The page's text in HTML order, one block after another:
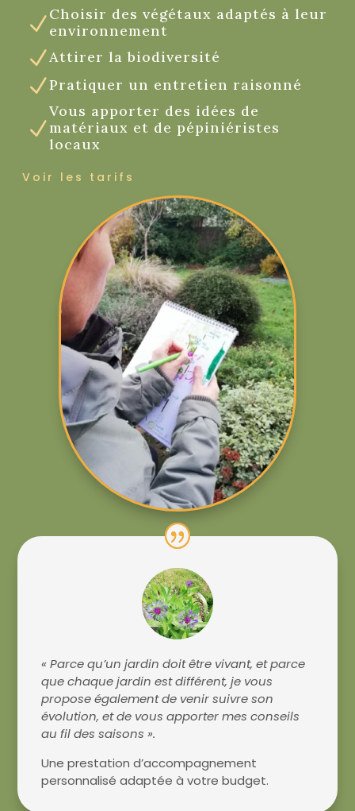
NChoisir des végétaux adaptés à leur
environnement
NAttirer la biodiversité
NPratiquer un entretien raisonné
N
Vous apporter des idées de
matériaux et de pépiniéristes
locaux
Voir les tarifs
« Parce qu’un jardin doit être vivant, et parce
que chaque jardin est différent, je vous
propose également de venir suivre son
évolution, et de vous apporter mes conseils
au fil des saisons ».
Une prestation d’accompagnement
personnalisé adaptée à votre budget.